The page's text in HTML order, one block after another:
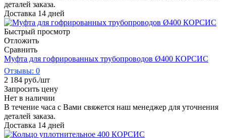
деталей заказа.
Доставка 14 дней
Быстрый просмотр
Отложить
Сравнить
Муфта для гофрированных трубопроводов Ø400 КОРСИС
Отзывы: 0
2 184 руб./шт
Запросить цену
Нет в наличии
В течение часа с Вами свяжется наш менеджер для уточнения
деталей заказа.
Доставка 14 дней